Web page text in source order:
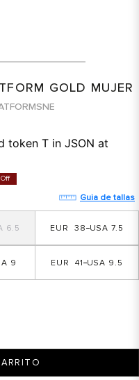
GOLD MUJER
token T in JSON at
Guia de tallas
6.5 7.5
38
9 9.5
41